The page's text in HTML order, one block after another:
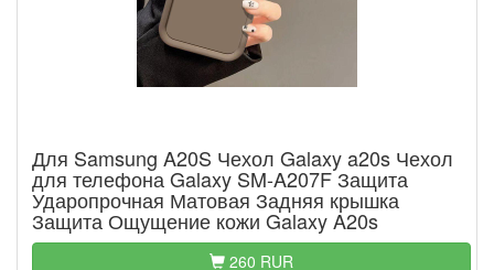
Для Samsung A20S Чехол Galaxy a20s Чехол
для телефона Galaxy SM-A207F Защита
Ударопрочная Матовая Задняя крышка
Защита Ощущение кожи Galaxy A20s
260 RUR